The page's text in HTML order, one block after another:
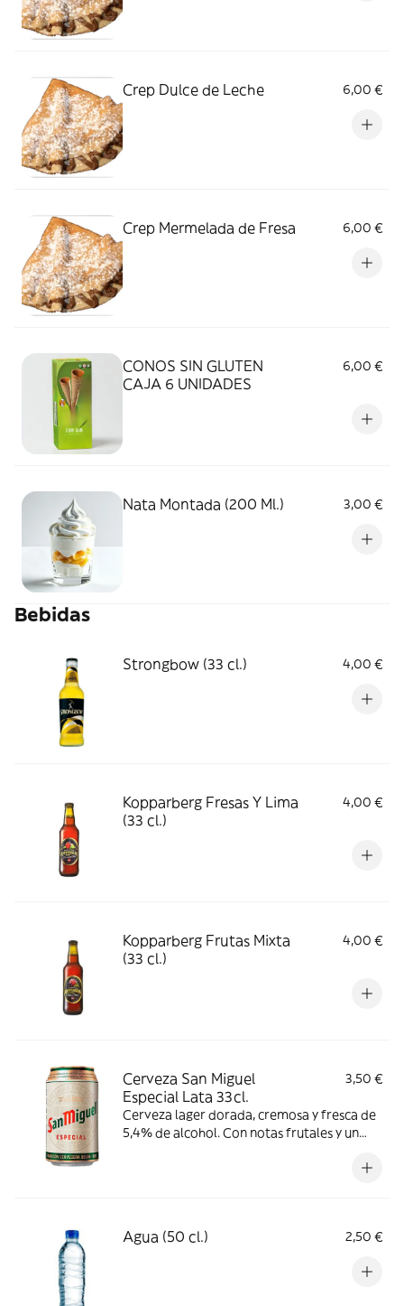
Crep Dulce de Leche 6,00 €
Crep Mermelada de Fresa 6,00 €
CONOS SIN GLUTEN
CAJA 6 UNIDADES
6,00 €
Nata Montada (200 Ml.) 3,00 €
Bebidas
Strongbow (33 cl.) 4,00 €
Kopparberg Fresas Y Lima
(33 cl.)
4,00 €
Kopparberg Frutas Mixta
(33 cl.)
4,00 €
Cerveza San Miguel
Especial Lata 33cl.
3,50 €
Cerveza lager dorada, cremosa y fresca de
5,4% de alcohol. Con notas frutales y un
Agua (50 cl.) 2,50 €